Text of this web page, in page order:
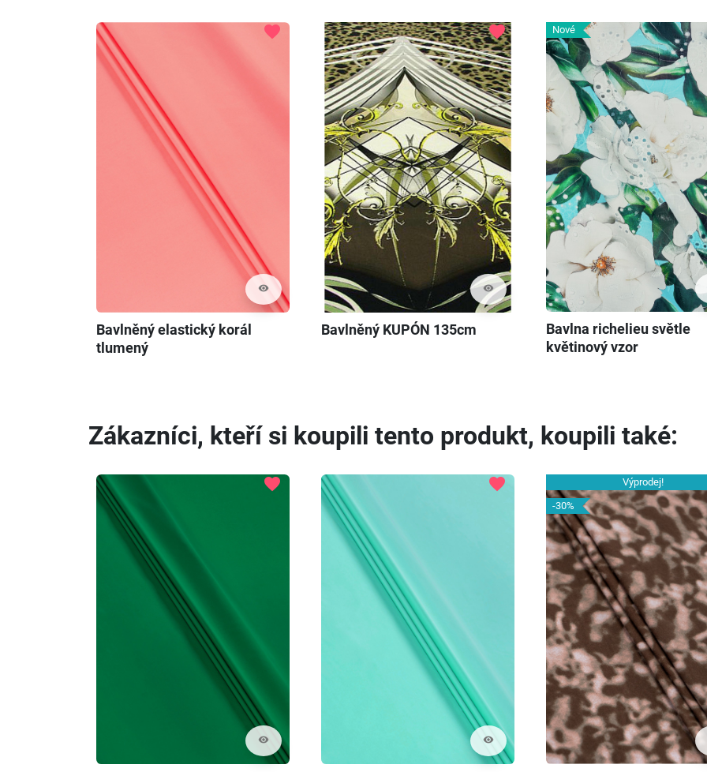
visibility
favorite
Bavlněný elastický korál
tlumený
visibility
favorite
Bavlněný KUPÓN 135cm
Nové
Bavlna richelieu světle
květinový vzor
Zákazníci, kteří si koupili tento produkt, koupili také:
visibility
favorite
visibility
favorite
Výprodej!
-30%